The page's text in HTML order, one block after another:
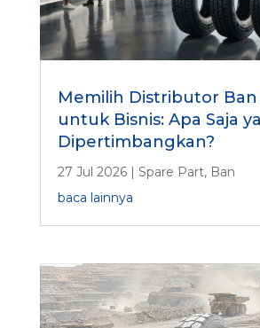
Memilih Distributor Ban
untuk Bisnis: Apa Saja
Dipertimbangkan?
27 Jul 2026| Spare Part, Ban
baca lainnya